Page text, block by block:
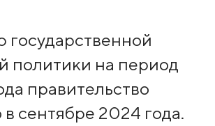
государственной
политики на период
правительство
сентябре 2024 года.